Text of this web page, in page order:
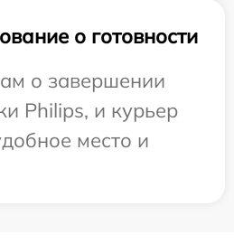
о готовности
о завершении
Philips, и курьер
место и